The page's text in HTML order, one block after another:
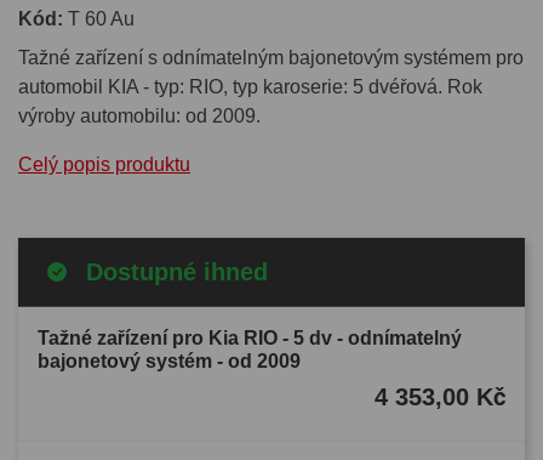
Kód: T 60 Au
Tažné zařízení s odnímatelným bajonetovým systémem pro
automobil KIA - typ: RIO, typ karoserie: 5 dvéřová. Rok
výroby automobilu: od 2009.
Celý popis produktu
Dostupné ihned
Tažné zařízení pro Kia RIO - 5 dv - odnímatelný
bajonetový systém - od 2009
4 353,00 Kč